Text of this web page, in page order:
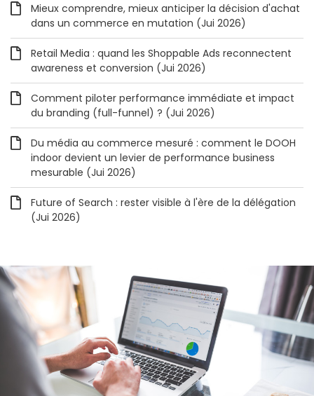
Mieux comprendre, mieux anticiper la décision d'achat
dans un commerce en mutation (Jui 2026)
Retail Media : quand les Shoppable Ads reconnectent
awareness et conversion (Jui 2026)
Comment piloter performance immédiate et impact
du branding (full-funnel) ? (Jui 2026)
Du média au commerce mesuré : comment le DOOH
indoor devient un levier de performance business
mesurable (Jui 2026)
Future of Search : rester visible à l'ère de la délégation
(Jui 2026)